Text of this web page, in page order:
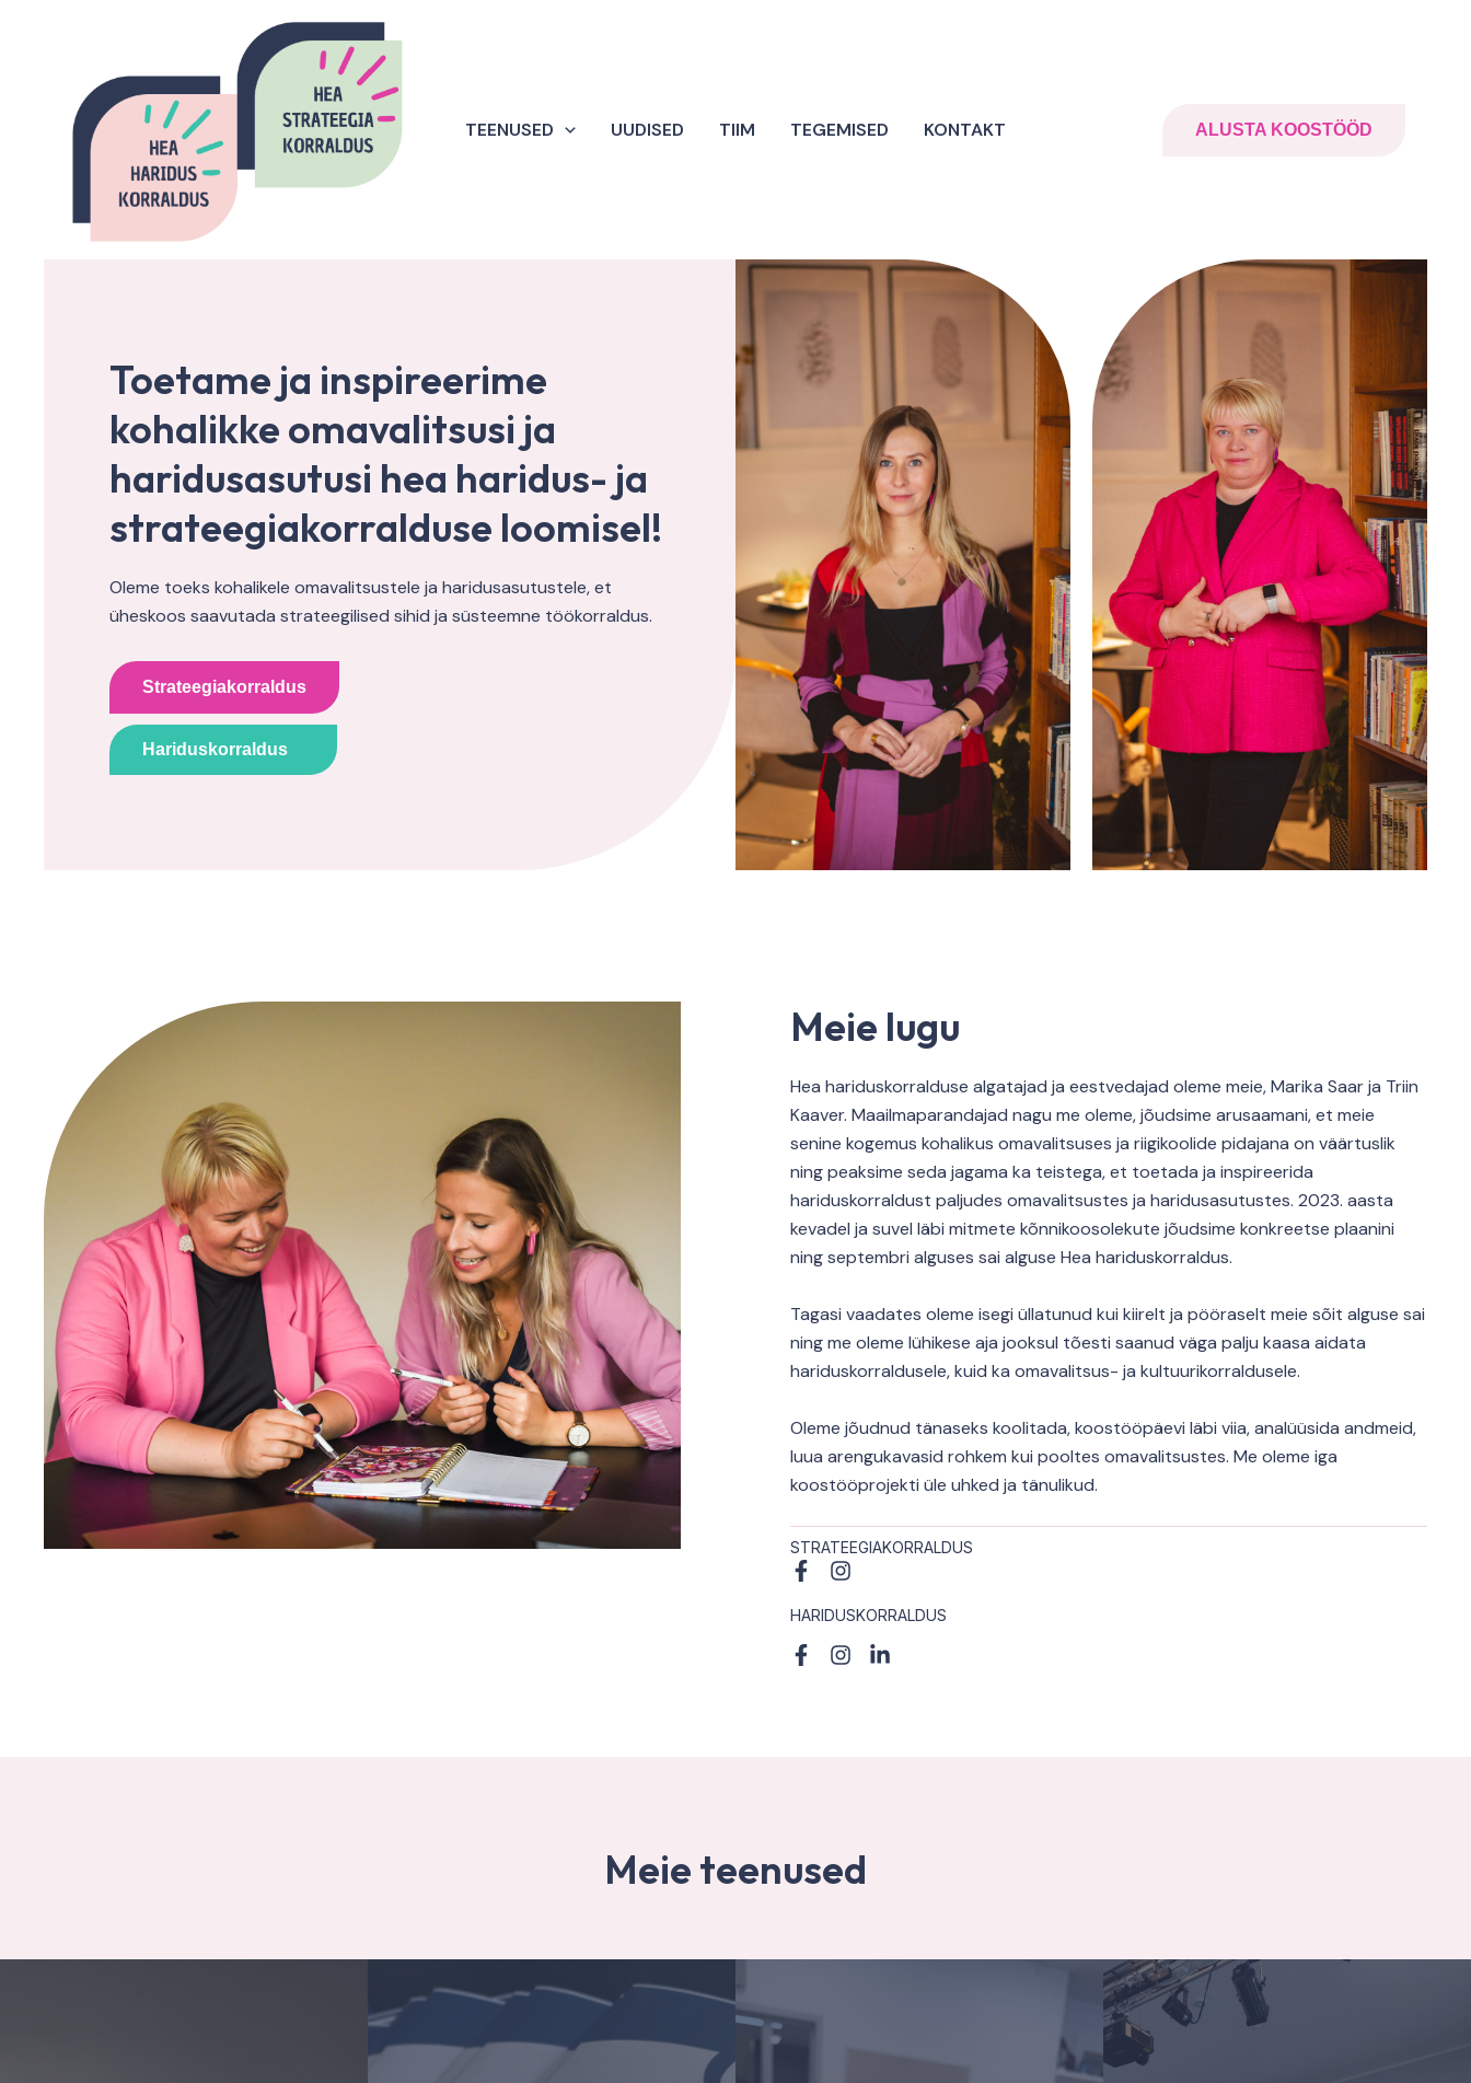
TEENUSED UUDISED TIIM TEGEMISED KONTAKT ALUSTA KOOSTÖÖD
Toetame ja inspireerime
kohalikke omavalitsusi ja
haridusasutusi hea haridus- ja
strateegiakorralduse loomisel!
Oleme toeks kohalikele omavalitsustele ja haridusasutustele, et
üheskoos saavutada strateegilised sihid ja süsteemne töökorraldus.
Strateegiakorraldus
Hariduskorraldus
Meie lugu
Hea hariduskorralduse algatajad ja eestvedajad oleme meie, Marika Saar ja Triin
Kaaver. Maailmaparandajad nagu me oleme, jõudsime arusaamani, et meie
senine kogemus kohalikus omavalitsuses ja riigikoolide pidajana on väärtuslik
ning peaksime seda jagama ka teistega, et toetada ja inspireerida
hariduskorraldust paljudes omavalitsustes ja haridusasutustes. 2023. aasta
kevadel ja suvel läbi mitmete kõnnikoosolekute jõudsime konkreetse plaanini
ning septembri alguses sai alguse Hea hariduskorraldus.
Tagasi vaadates oleme isegi üllatunud kui kiirelt ja pööraselt meie sõit alguse sai
ning me oleme lühikese aja jooksul tõesti saanud väga palju kaasa aidata
hariduskorraldusele, kuid ka omavalitsus- ja kultuurikorraldusele.
Oleme jõudnud tänaseks koolitada, koostööpäevi läbi viia, analüüsida andmeid,
luua arengukavasid rohkem kui pooltes omavalitsustes. Me oleme iga
koostööprojekti üle uhked ja tänulikud.
STRATEEGIAKORRALDUS
HARIDUSKORRALDUS
Meie teenused